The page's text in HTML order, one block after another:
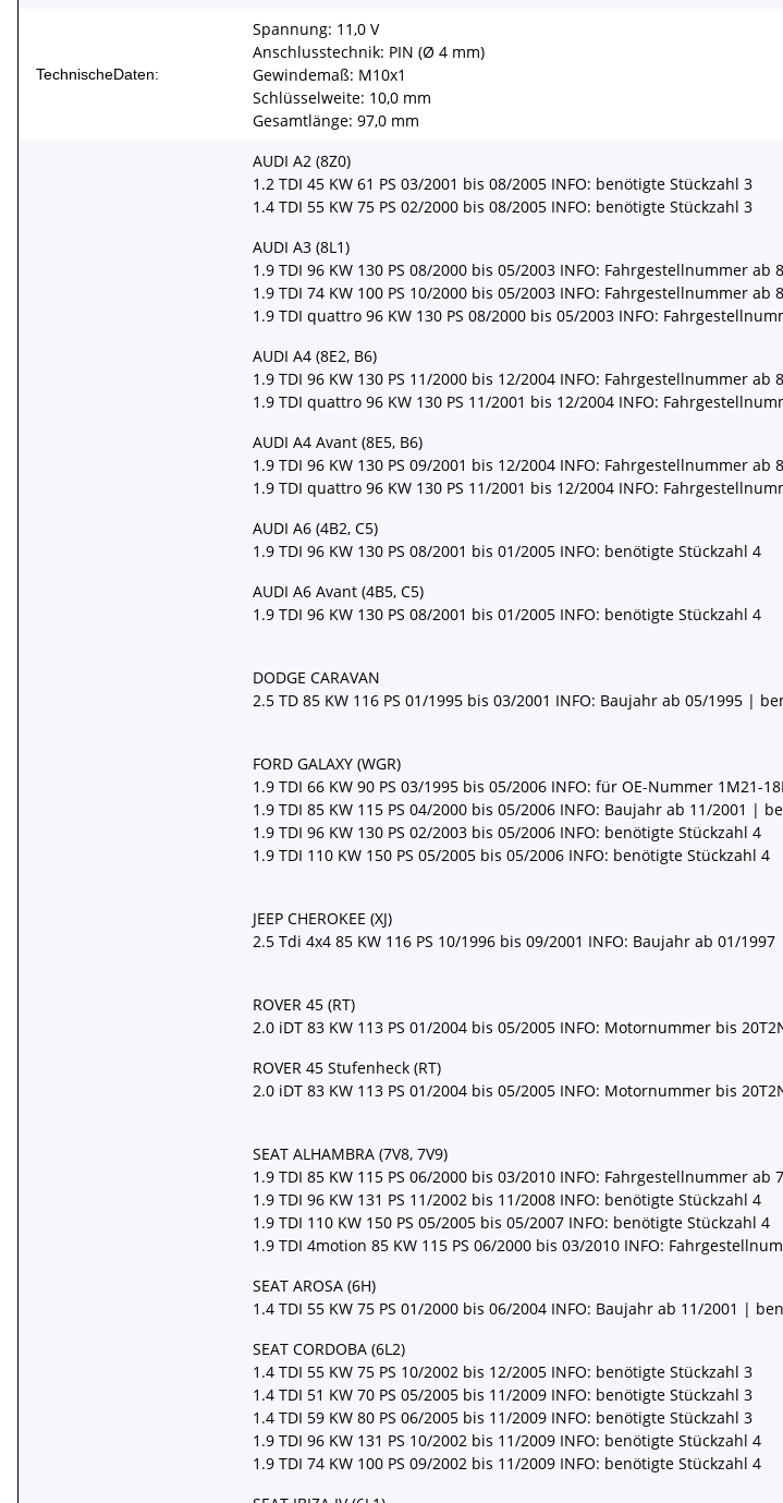
TechnischeDaten:
Spannung: 11,0 V
Anschlusstechnik: PIN (Ø 4 mm)
Gewindemaß: M10x1
Schlüsselweite: 10,0 mm
Gesamtlänge: 97,0 mm
AUDI A2 (8Z0)
1.2 TDI 45 KW 61 PS 03/2001 bis 08/2005 INFO: benötigte Stückzahl 3
1.4 TDI 55 KW 75 PS 02/2000 bis 08/2005 INFO: benötigte Stückzahl 3
AUDI A3 (8L1)
1.9 TDI 96 KW 130 PS 08/2000 bis 05/2003 INFO: Fahrgestellnummer
1.9 TDI 74 KW 100 PS 10/2000 bis 05/2003 INFO: Fahrgestellnummer
1.9 TDI quattro 96 KW 130 PS 08/2000 bis 05/2003 INFO:
AUDI A4 (8E2, B6)
1.9 TDI 96 KW 130 PS 11/2000 bis 12/2004 INFO: Fahrgestellnummer
1.9 TDI quattro 96 KW 130 PS 11/2001 bis 12/2004 INFO:
AUDI A4 Avant (8E5, B6)
1.9 TDI 96 KW 130 PS 09/2001 bis 12/2004 INFO: Fahrgestellnummer
1.9 TDI quattro 96 KW 130 PS 11/2001 bis 12/2004 INFO:
AUDI A6 (4B2, C5)
1.9 TDI 96 KW 130 PS 08/2001 bis 01/2005 INFO: benötigte Stückzahl 4
AUDI A6 Avant (4B5, C5)
1.9 TDI 96 KW 130 PS 08/2001 bis 01/2005 INFO: benötigte Stückzahl 4
DODGE CARAVAN
2.5 TD 85 KW 116 PS 01/1995 bis 03/2001 INFO: Baujahr ab 05/1995 |
FORD GALAXY (WGR)
1.9 TDI 66 KW 90 PS 03/1995 bis 05/2006 INFO: für OE-Nummer 1M21-
1.9 TDI 85 KW 115 PS 04/2000 bis 05/2006 INFO: Baujahr ab 11/2001 |
1.9 TDI 96 KW 130 PS 02/2003 bis 05/2006 INFO: benötigte Stückzahl 4
1.9 TDI 110 KW 150 PS 05/2005 bis 05/2006 INFO: benötigte Stückzahl 4
JEEP CHEROKEE (XJ)
2.5 Tdi 4x4 85 KW 116 PS 10/1996 bis 09/2001 INFO: Baujahr ab 01/
ROVER 45 (RT)
2.0 iDT 83 KW 113 PS 01/2004 bis 05/2005 INFO: Motornummer bis
ROVER 45 Stufenheck (RT)
2.0 iDT 83 KW 113 PS 01/2004 bis 05/2005 INFO: Motornummer bis
SEAT ALHAMBRA (7V8, 7V9)
1.9 TDI 85 KW 115 PS 06/2000 bis 03/2010 INFO: Fahrgestellnummer
1.9 TDI 96 KW 131 PS 11/2002 bis 11/2008 INFO: benötigte Stückzahl 4
1.9 TDI 110 KW 150 PS 05/2005 bis 05/2007 INFO: benötigte Stückzahl 4
1.9 TDI 4motion 85 KW 115 PS 06/2000 bis 03/2010 INFO:
SEAT AROSA (6H)
1.4 TDI 55 KW 75 PS 01/2000 bis 06/2004 INFO: Baujahr ab 11/2001 |
SEAT CORDOBA (6L2)
1.4 TDI 55 KW 75 PS 10/2002 bis 12/2005 INFO: benötigte Stückzahl 3
1.4 TDI 51 KW 70 PS 05/2005 bis 11/2009 INFO: benötigte Stückzahl 3
1.4 TDI 59 KW 80 PS 06/2005 bis 11/2009 INFO: benötigte Stückzahl 3
1.9 TDI 96 KW 131 PS 10/2002 bis 11/2009 INFO: benötigte Stückzahl 4
1.9 TDI 74 KW 100 PS 09/2002 bis 11/2009 INFO: benötigte Stückzahl 4